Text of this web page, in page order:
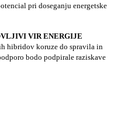
pri doseganju energetske
VIR ENERGIJE
hibridov koruze do spravila in
bodo podpirale raziskave